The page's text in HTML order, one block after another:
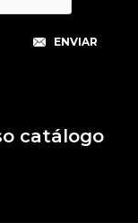
catálogo